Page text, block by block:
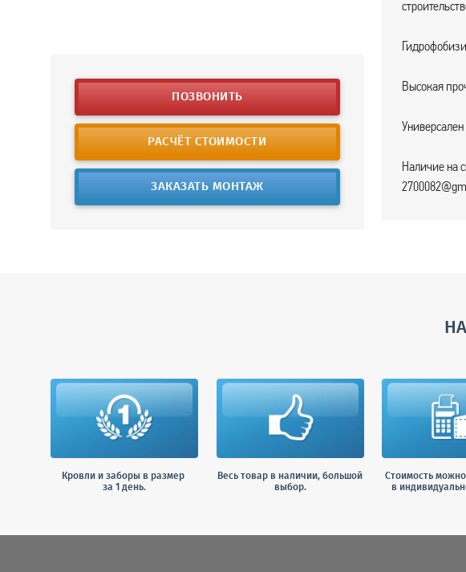
ПОЗВОНИТЬ
РАСЧЁТ СТОИМОСТИ
ЗАКАЗАТЬ МОНТАЖ
Высокая
Наличие на
Кровли и заборы в размер
за 1 день.
Весь товар в наличии, большой
выбор.
Стоимость
в